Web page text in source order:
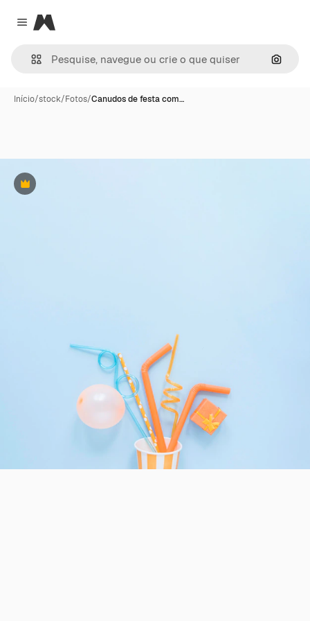
Close menu
Magnific
Início/stock/Fotos/Canudos de festa com…
Premium